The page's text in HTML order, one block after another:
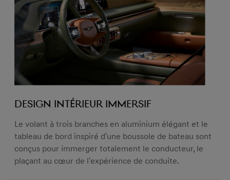
Design intérieur immersif
Le volant à trois branches en aluminium élégant et le
tableau de bord inspiré d'une boussole de bateau sont
conçus pour immerger totalement le conducteur, le
plaçant au cœur de l'expérience de conduite.